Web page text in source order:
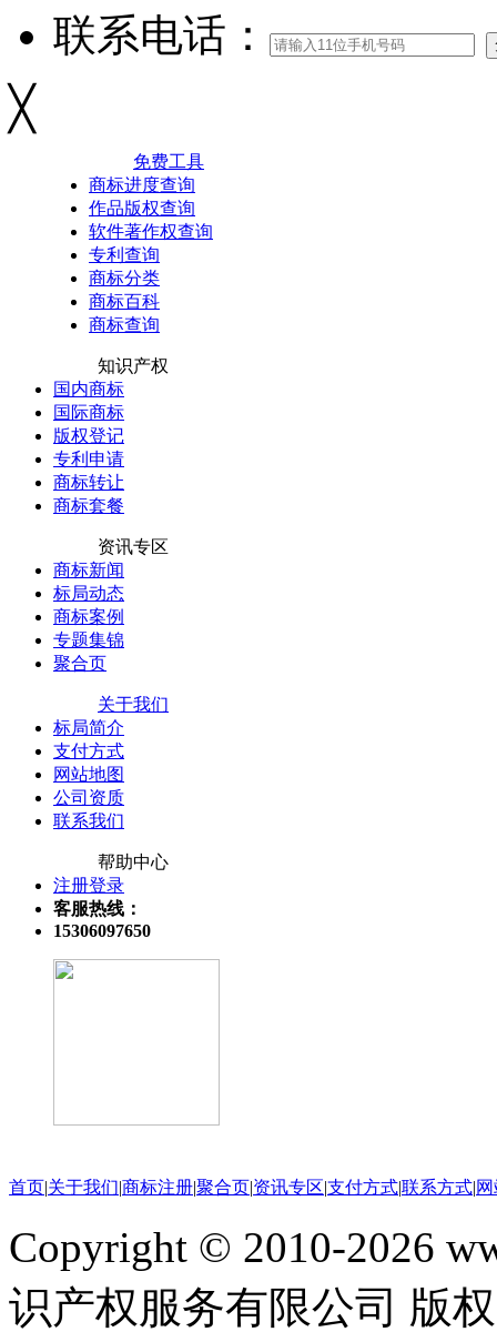
联系电话：
╳
免费工具
商标进度查询
作品版权查询
软件著作权查询
专利查询
商标分类
商标百科
商标查询
知识产权
国内商标
国际商标
版权登记
专利申请
商标转让
商标套餐
资讯专区
商标新闻
标局动态
商标案例
专题集锦
聚合页
关于我们
标局简介
支付方式
网站地图
公司资质
联系我们
帮助中心
注册登录
客服热线：
15306097650
首页|关于我们|商标注册|聚合页|资讯专区|支付方式|联系方式|
Copyright © 2010-2026
识产权服务有限公司 版